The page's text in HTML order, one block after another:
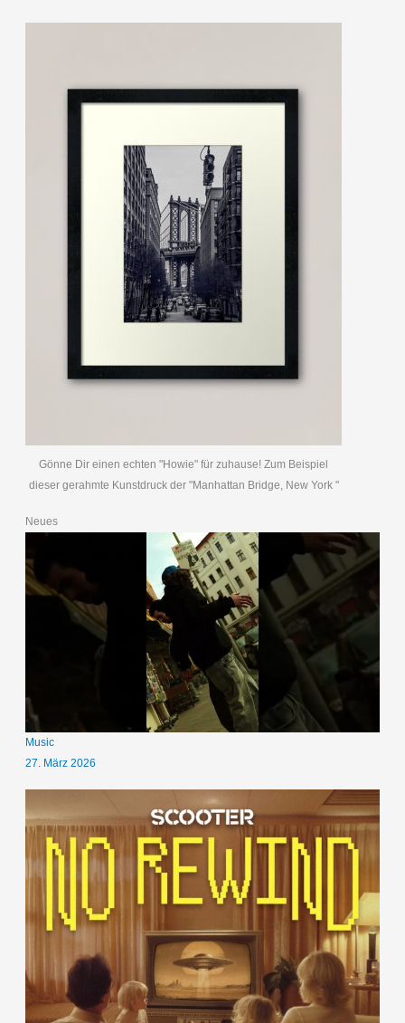
Gönne Dir einen echten "Howie" für zuhause! Zum Beispiel
dieser gerahmte Kunstdruck der "Manhattan Bridge, New York "
Neues
Music
27. März 2026